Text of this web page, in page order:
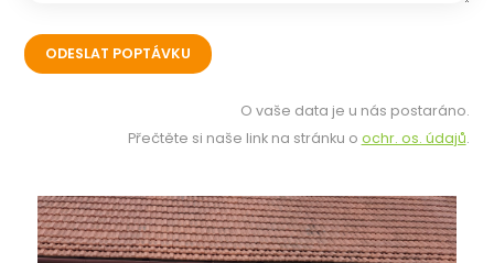
O vaše data je u nás postaráno.
Přečtěte si naše link na stránku o ochr. os. údajů.